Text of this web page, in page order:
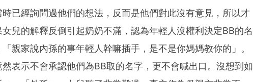
已經詢問過他們的想法，反而是他們對此沒有意見，所以才
兒的解釋反倒引起奶奶不滿，認為年輕人沒權利決定BB的名
親家說內孫的事年輕人幹嘛插手，是不是你媽媽教你的」。
表示不會承認他們為BB取的名字，更不會喊出口。沒想到如